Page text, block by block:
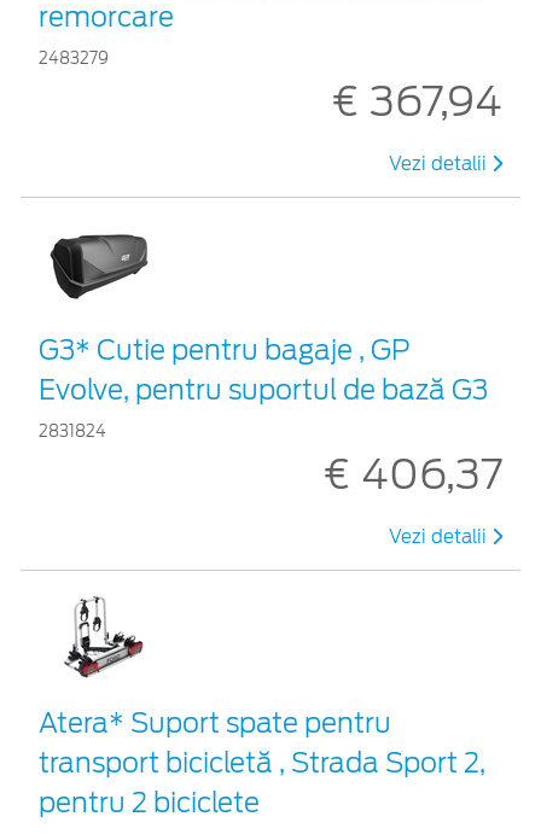
remorcare
2483279
€ 367,94
Vezi detalii
G3* Cutie pentru bagaje , GP
Evolve, pentru suportul de bază G3
2831824
€ 406,37
Vezi detalii
Atera* Suport spate pentru
transport bicicletă , Strada Sport 2,
pentru 2 biciclete